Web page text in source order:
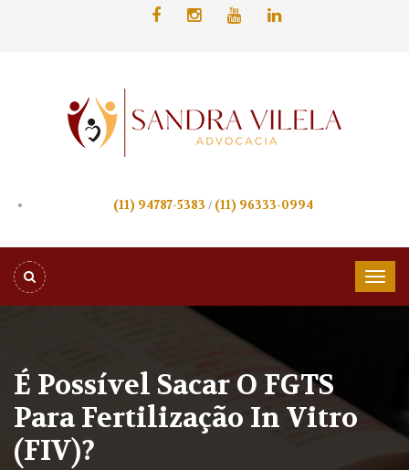
(11) 94787-5383 / (11) 96333-0994
É Possível Sacar O FGTS
Para Fertilização In Vitro
(FIV)?